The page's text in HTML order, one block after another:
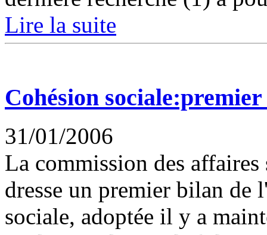
Lire la suite
Cohésion
31/01/2006
La commission des
dresse un premier bilan
sociale, adoptée il y a